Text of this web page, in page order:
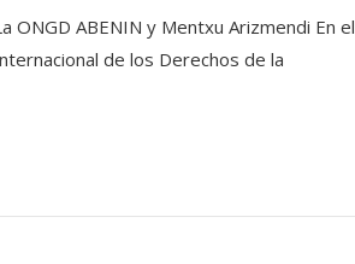
ONGD ABENIN y Mentxu Arizmendi En
de los Derechos de la